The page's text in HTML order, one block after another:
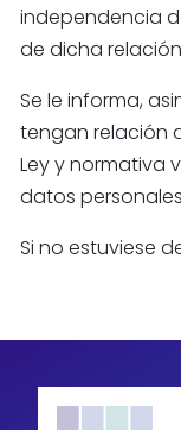
independencia
de dicha
Se le informa,
tengan relación
Ley y normativa
datos
Si no estuviese